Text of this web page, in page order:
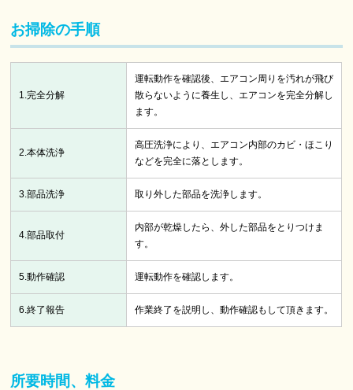
お掃除の手順
1.完全分解
運転動作を確認後、エアコン周りを汚れが飛び
散らないように養生し、エアコンを完全分解し
ます。
2.本体洗浄
高圧洗浄により、エアコン内部のカビ・ほこり
などを完全に落とします。
3.部品洗浄 取り外した部品を洗浄します。
4.部品取付
内部が乾燥したら、外した部品をとりつけま
す。
5.動作確認 運転動作を確認します。
6.終了報告 作業終了を説明し、動作確認もして頂きます。
所要時間、料金